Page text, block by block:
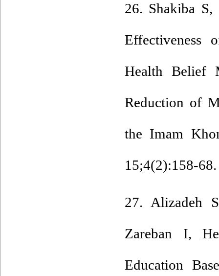
26. Shakiba
Effectiveness
Health Belief
Reduction of
the Imam
15;4(2):158-
27. Alizadeh
Zareban I,
Education